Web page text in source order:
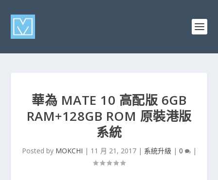
華為 MATE 10 高配版 6GB
RAM+128GB ROM 原裝港版
系統
Posted by MOKCHI | 11 月 21, 2017| 系統升級 | 0 |